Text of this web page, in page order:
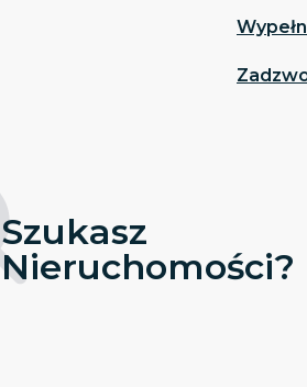
Szukasz
Nieruchomości?